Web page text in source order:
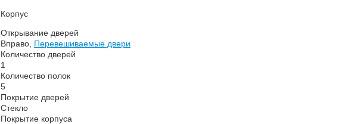
Корпус
Открывание дверей
Вправо, Перевешиваемые двери
Количество дверей
1
Количество полок
5
Покрытие дверей
Стекло
Покрытие корпуса